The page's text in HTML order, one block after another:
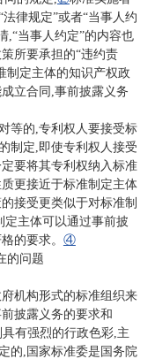
律规定”或者“当事人约
,“当事人约定”的内容也
所要承担的“违约责
制定主体的知识产权政
立合同,事前披露义务
等的,专利权人要接受标
制定,即使专利权人接受
要将其专利权纳入标准
更接近于标准制定主体
接受更类似于对标准制
定主体可以通过事前披
的要求。 ④
的问题
机构形式的标准组织来
披露义务的要求和
有强烈的行政色彩,主
的,国家标准委是国务院